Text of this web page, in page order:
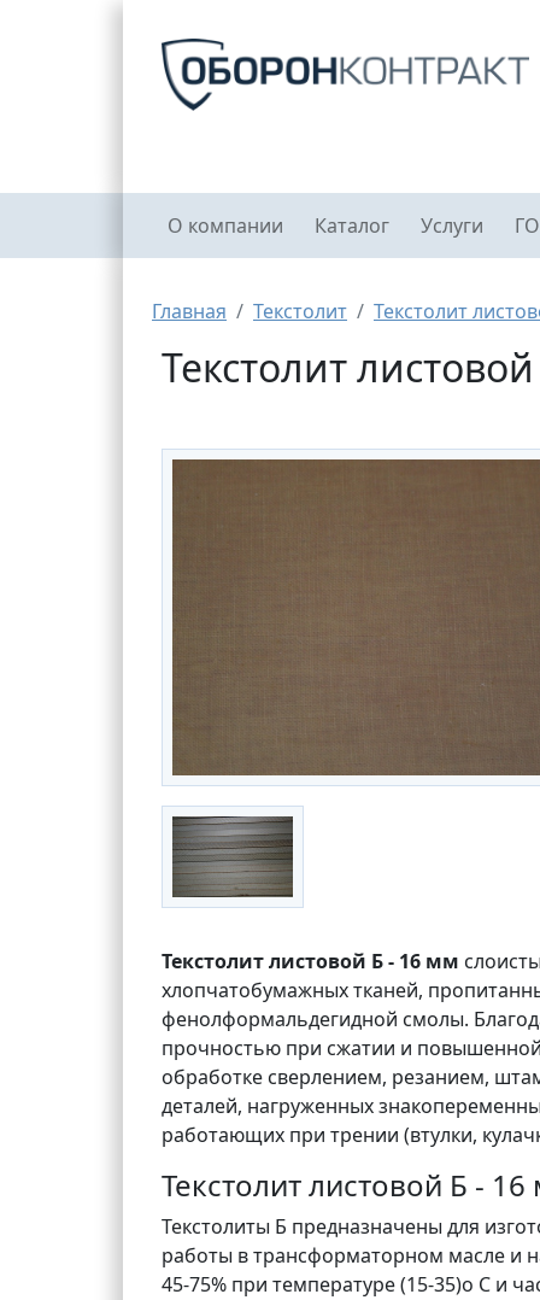
Главное меню
О компании Каталог Услуги
Строка навигации
Главная Текстолит Текстолит
Текстолит
Текстолит листовой Б - 16 мм
хлопчатобумажных тканей,
фенолформальдегидной смолы.
прочностью при сжатии и повышенной
обработке сверлением, резанием,
деталей, нагруженных
работающих при трении (втулки,
Текстолит листовой Б -
Текстолиты Б предназначены для
работы в трансформаторном масле и
45-75% при температуре (15-35)o С и